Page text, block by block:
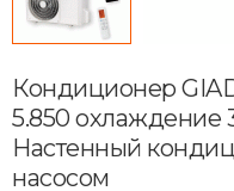
Кондиционер
5.850 охлаждение
Настенный
насосом